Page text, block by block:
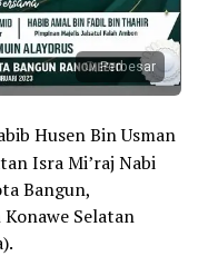
Perbesar
Husen Bin Usman
Isra Mi’raj Nabi
Bangun,
Selatan